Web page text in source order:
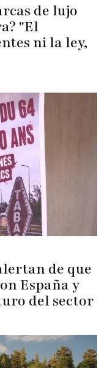
de lujo
"El
ni la ley,
de que
España y
del sector